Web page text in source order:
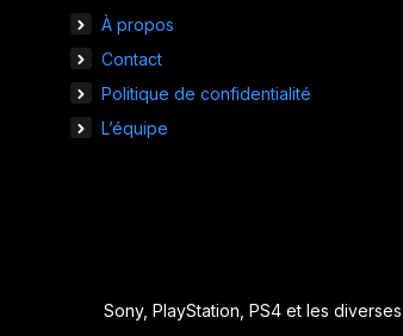
À propos
Contact
Politique de confidentialité
L’équipe
Sony, PlayStation, PS4 et les